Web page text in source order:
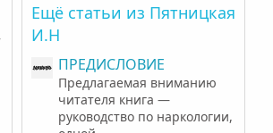
Ещё статьи из Пятницкая
И.Н
ПРЕДИСЛОВИЕ
Предлагаемая вниманию
читателя книга —
руководство по наркологии,